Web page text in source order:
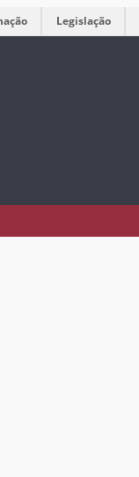
Legislação